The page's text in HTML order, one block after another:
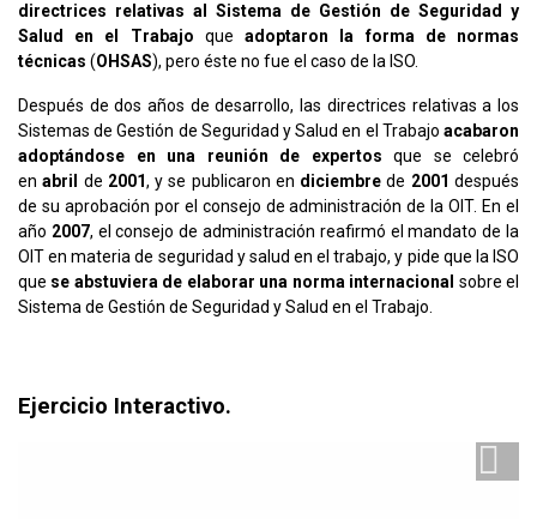
directrices relativas al Sistema de Gestión de Seguridad y
Salud
en el Trabajo queadoptaron la forma de normas
técnicas (OHSAS), pero éste no fue el caso de la ISO.
Después de dos años de desarrollo, las directrices relativas a los
Sistemas de Gestión de Seguridad y Salud en el Trabajo acabaron
adoptándose en una reunión de expertos que se celebró
enabril de 2001, y se publicaron en diciembre de 2001 después
de su aprobación por el consejo de administración de la OIT. En el
año 2007, el consejo de administración reafirmó el mandato de la
OIT en materia de seguridad y salud en el trabajo, y pide que la ISO
que se abstuviera de elaborar una norma internacional sobre el
Sistema de Gestión de Seguridad y Salud en el Trabajo.
Ejercicio Interactivo.